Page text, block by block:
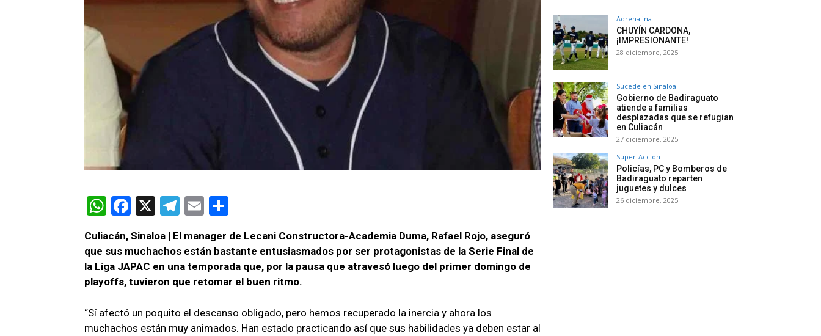
W
at
s
A
p
p
F
ce
b
o
k
X
T
e
gr
a
m
E
ail m
p
ar
Culiacán, Sinaloa | El manager de Lecani Constructora-Academia Duma, Rafael Rojo, aseguró
que sus muchachos están bastante entusiasmados por ser protagonistas de la Serie Final de
la Liga JAPAC en una temporada que, por la pausa que atravesó luego del primer domingo de
playoffs, tuvieron que retomar el buen ritmo.
“Sí afectó un poquito el descanso obligado, pero hemos recuperado la inercia y ahora los
muchachos están muy animados. Han estado practicando así que sus habilidades ya deben estar al
Adrenalina
CHUYÍN CARDONA,
¡IMPRESIONANTE!
28 diciembre, 2025
Sucede en Sinaloa
Gobierno de Badiraguato
atiende a familias
desplazadas que se refugian
en Culiacán
27 diciembre, 2025
Súper-Acción
Policías, PC y Bomberos de
Badiraguato reparten
juguetes y dulces
26 diciembre, 2025